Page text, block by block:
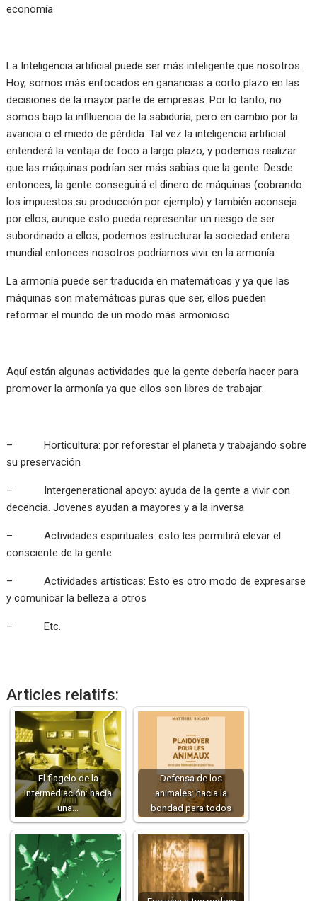
economía
La Inteligencia artificial puede ser más inteligente que nosotros.
Hoy, somos más enfocados en ganancias a corto plazo en las
decisiones de la mayor parte de empresas. Por lo tanto, no
somos bajo la inflluencia de la sabiduría, pero en cambio por la
avaricia o el miedo de pérdida. Tal vez la inteligencia artificial
entenderá la ventaja de foco a largo plazo, y podemos realizar
que las máquinas podrían ser más sabias que la gente. Desde
entonces, la gente conseguirá el dinero de máquinas (cobrando
los impuestos su producción por ejemplo) y también aconseja
por ellos, aunque esto pueda representar un riesgo de ser
subordinado a ellos, podemos estructurar la sociedad entera
mundial entonces nosotros podríamos vivir en la armonía.
La armonía puede ser traducida en matemáticas y ya que las
máquinas son matemáticas puras que ser, ellos pueden
reformar el mundo de un modo más armonioso.
Aquí están algunas actividades que la gente debería hacer para
promover la armonía ya que ellos son libres de trabajar:
– Horticultura: por reforestar el planeta y trabajando sobre
su preservación
– Intergenerational apoyo: ayuda de la gente a vivir con
decencia. Jovenes ayudan a mayores y a la inversa
– Actividades espirituales: esto les permitirá elevar el
consciente de la gente
– Actividades artísticas: Esto es otro modo de expresarse
y comunicar la belleza a otros
– Etc.
Articles relatifs:
El flagelo de la
intermediación: hacia
una…
Defensa de los
animales: hacia la
bondad para todos